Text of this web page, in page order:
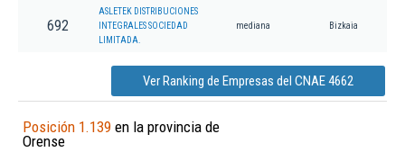
692
ASLETEK DISTRIBUCIONES
INTEGRALES SOCIEDAD
LIMITADA.
mediana Bizkaia
Ver Ranking de Empresas del CNAE 4662
Posición 1.139 en la provincia de
Orense